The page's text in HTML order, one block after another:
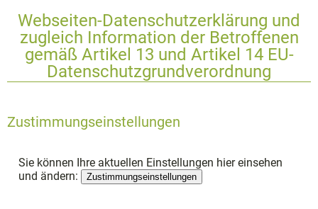
Webseiten-Datenschutzerklärung und
zugleich Information der Betroffenen
gemäß Artikel 13 und Artikel 14 EU-
Datenschutzgrundverordnung
Zustimmungseinstellungen
Sie können Ihre aktuellen Einstellungen hier einsehen
und ändern:
Zustimmungseinstellungen